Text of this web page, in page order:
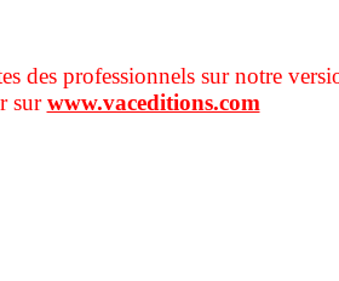
des professionnels sur notre
surwww.vaceditions.com